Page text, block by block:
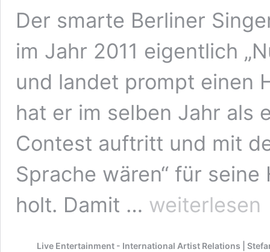
Der smarte Berliner
im Jahr 2011 eigentlich
und landet prompt einen
hat er im selben Jahr als
Contest auftritt und mit
Sprache wären“ für
holt. Damit …
Bendzko
weiterlesen
Live Entertainment - International Artist Relations |